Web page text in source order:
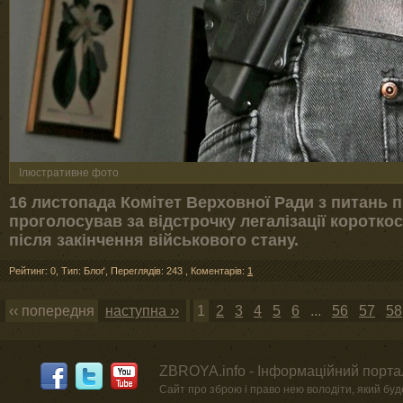
Ілюстративне фото
16 листопада Комітет Верховної Ради з питань
проголосував за відстрочку легалізації
після закінчення військового стану.
Рейтинг: 0 Тип: Блоґ Переглядів: 243 Коментарів: 1
‹‹ попередня наступна ›› 1 2 3 4 5 6 ... 56 57 58
ZBROYA.info - Інформаційний
Сайт про зброю і право нею володіти, який